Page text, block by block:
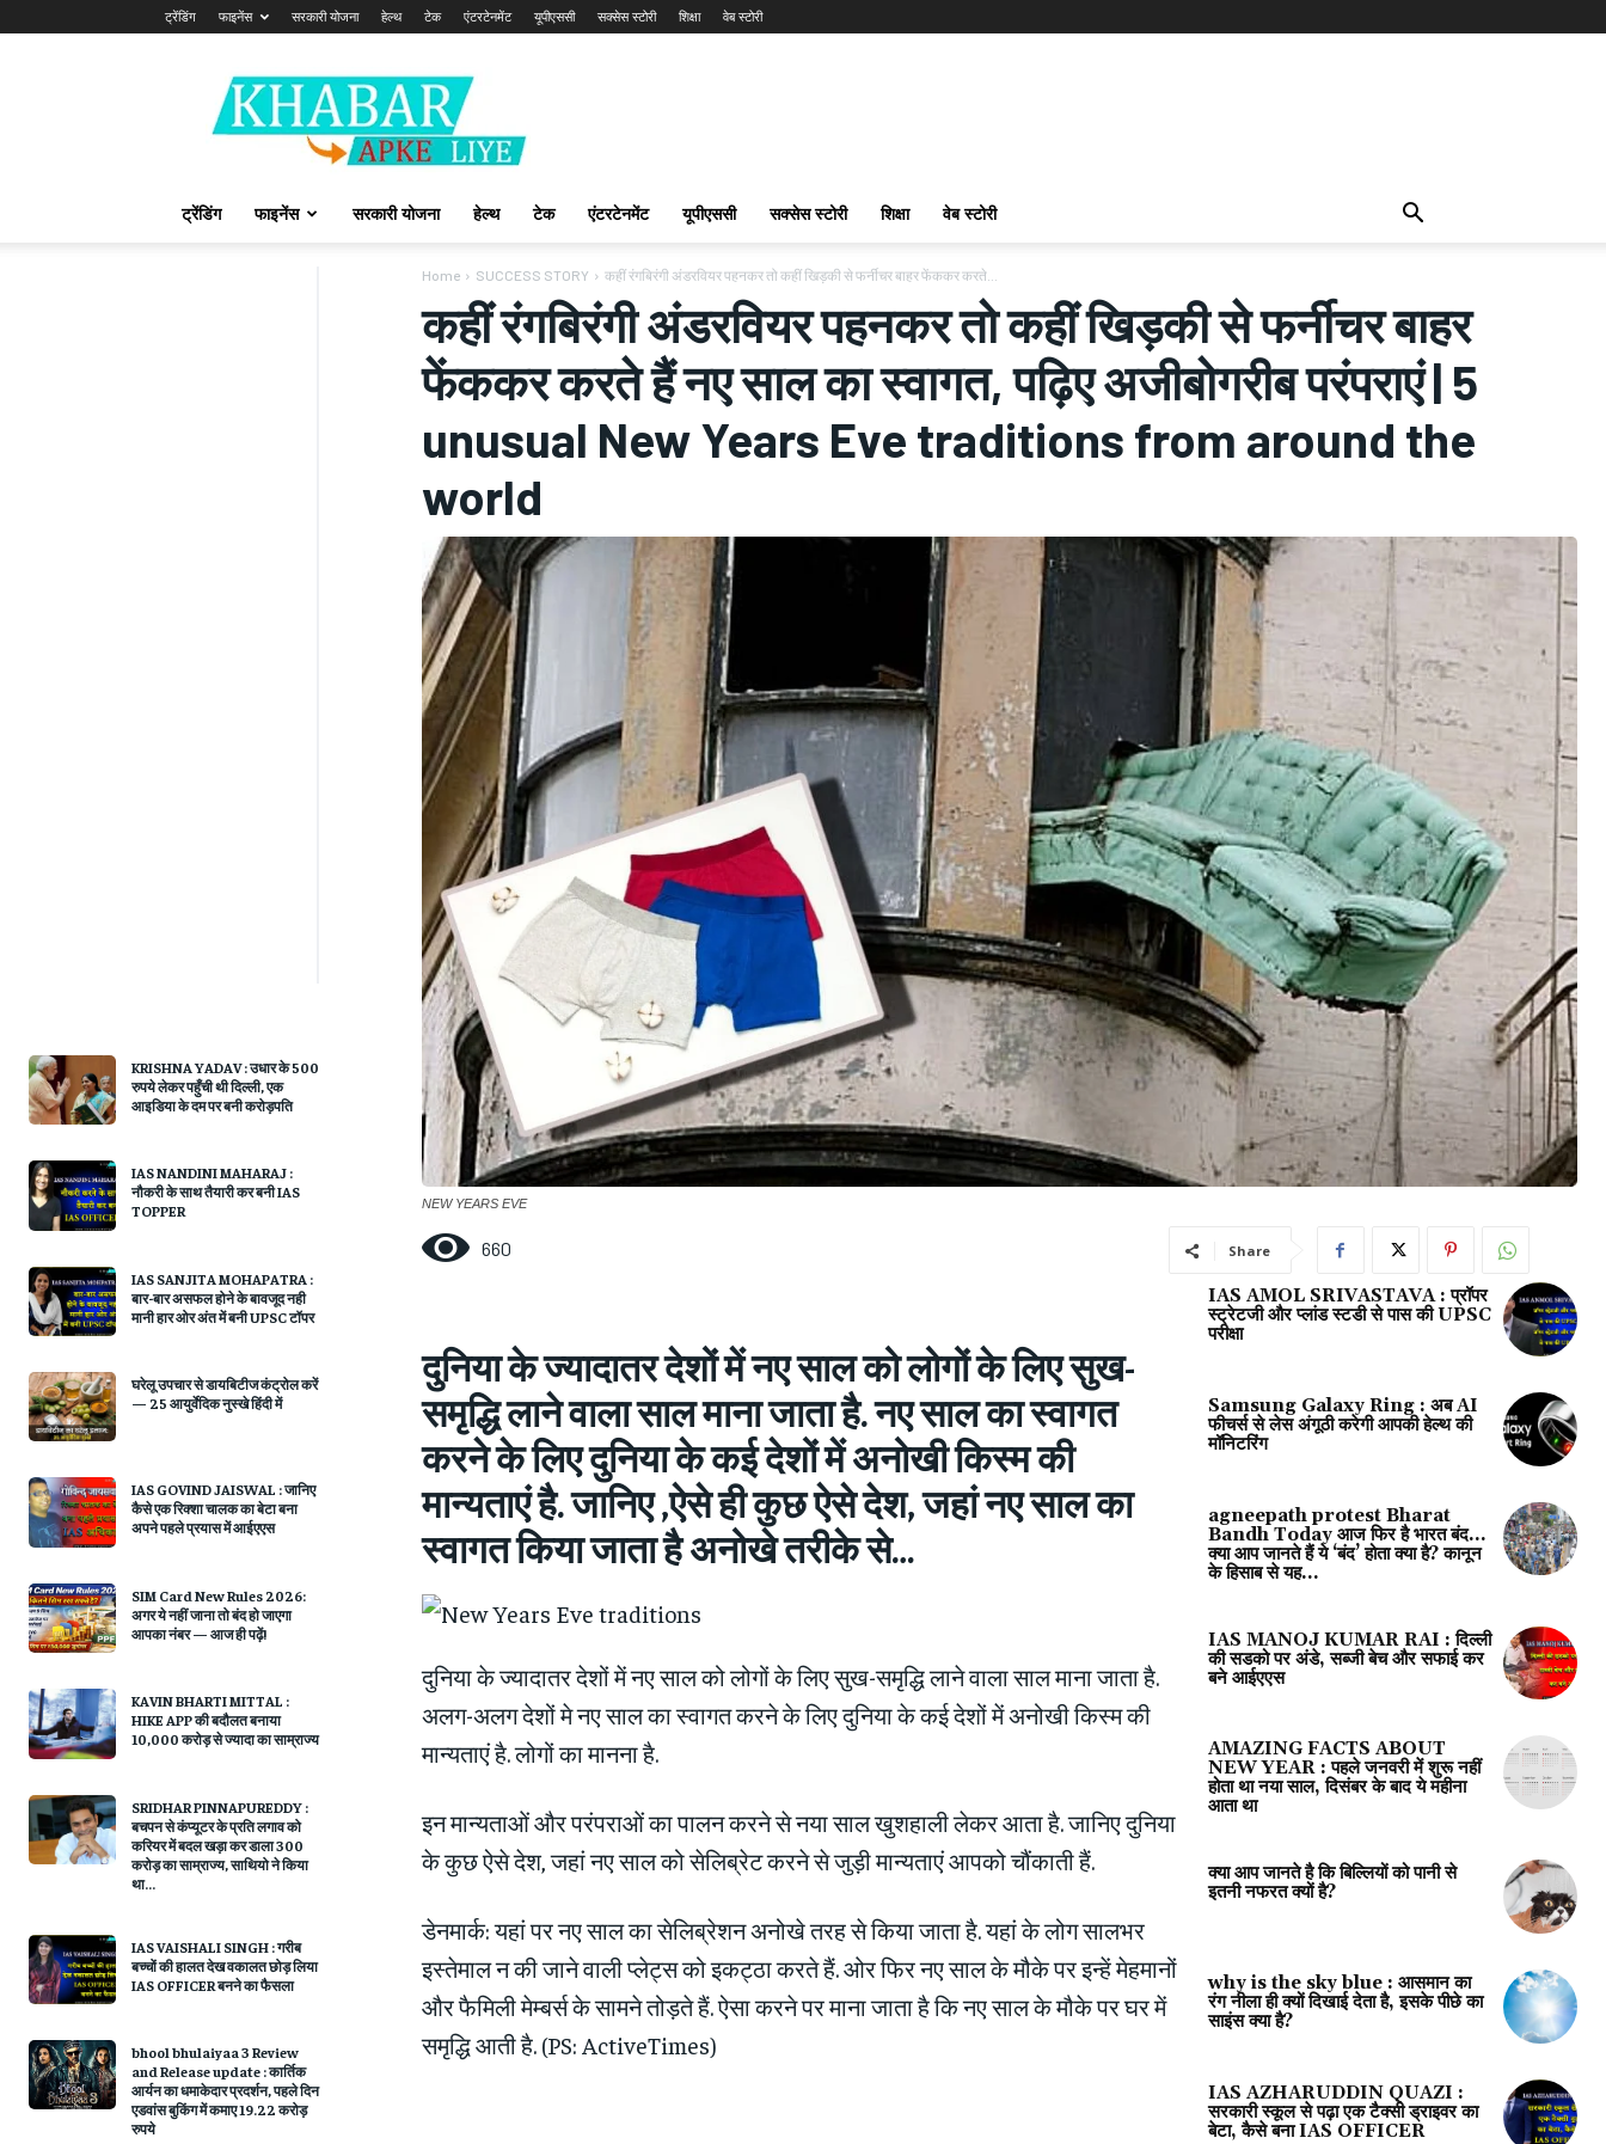
ट्रेंडिंग फाइनेंस सरकारी योजना हेल्थ टेक एंटरटेनमेंट यूपीएससी सक्सेस स्टोरी शिक्षा वेब स्टोरी
Khabarapkeliye.com
ट्रेंडिंग फाइनेंस सरकारी योजना हेल्थ टेक एंटरटेनमेंट यूपीएससी सक्सेस स्टोरी शिक्षा वेब स्टोरी
KRISHNA YADAV : उधार के 500
रुपये लेकर पहुँची थी दिल्ली, एक
आइडिया के दम पर बनी करोड़पति
IAS NANDINI MAHARAJ :
नौकरी के साथ तैयारी कर बनी IAS
TOPPER
IAS SANJITA MOHAPATRA :
बार-बार असफल होने के बावजूद नही
मानी हार ओर अंत में बनी UPSC टॉपर
घरेलू उपचार से डायबिटीज कंट्रोल करें
— 25 आयुर्वेदिक नुस्खे हिंदी में
IAS GOVIND JAISWAL : जानिए
कैसे एक रिक्शा चालक का बेटा बना
अपने पहले प्रयास में आईएएस
SIM Card New Rules 2026:
अगर ये नहीं जाना तो बंद हो जाएगा
आपका नंबर — आज ही पढ़ें!
KAVIN BHARTI MITTAL :
HIKE APP की बदौलत बनाया
10,000 करोड़ से ज्यादा का साम्राज्य
SRIDHAR PINNAPUREDDY :
बचपन से कंप्यूटर के प्रति लगाव को
करियर में बदल खड़ा कर डाला 300
करोड़ का साम्राज्य, साथियो ने किया
था...
IAS VAISHALI SINGH : गरीब
बच्चों की हालत देख वकालत छोड़ लिया
IAS OFFICER बनने का फैसला
bhool bhulaiyaa 3 Review
and Release update : कार्तिक
आर्यन का धमाकेदार प्रदर्शन, पहले दिन
एडवांस बुकिंग में कमाए 19.22 करोड़
रुपये
Home SUCCESS STORY कहीं रंगबिरंगी अंडरवियर पहनकर तो कहीं खिड़की से फर्नीचर बाहर फेंककर करते...
कहीं रंगबिरंगी अंडरवियर पहनकर तो कहीं खिड़की से फर्नीचर बाहर
फेंककर करते हैं नए साल का स्‍वागत, पढ़‍िए अजीबोगरीब परंपराएं | 5
unusual New Years Eve traditions from around the
world
NEW YEARS EVE
660 Share
दुनिया के ज्‍यादातर देशों में नए साल को लोगों के लिए सुख-
समृद्धि लाने वाला साल माना जाता है. नए साल का स्‍वागत
करने के लिए दुनिया के कई देशों में अनोखी किस्‍म की
मान्‍यताएं है. जानिए ,ऐसे ही कुछ ऐसे देश, जहां नए साल का
स्‍वागत किया जाता है अनोखे तरीके से…
दुनिया के ज्‍यादातर देशों में नए साल को लोगों के लिए सुख-समृद्धि लाने वाला साल माना जाता है.
अलग-अलग देशों मे नए साल का स्‍वागत करने के लिए दुनिया के कई देशों में अनोखी किस्‍म की
मान्‍यताएं है. लोगों का मानना है.
इन मान्‍यताओं और परंपराओं का पालन करने से नया साल खुशहाली लेकर आता है. जानिए दुनिया
के कुछ ऐसे देश, जहां नए साल को से‍लिब्रेट करने से जुड़ी मान्‍यताएं आपको चौंकाती हैं.
डेनमार्क: यहां पर नए साल का सेलिब्रेशन अनोखे तरह से किया जाता है. यहां के लोग सालभर
इस्‍तेमाल न की जाने वाली प्‍लेट्स को इकट्ठा करते हैं. ओर फिर नए साल के मौके पर इन्‍हें मेहमानों
और फैमिली मेम्‍बर्स के सामने तोड़ते हैं. ऐसा करने पर माना जाता है कि नए साल के मौके पर घर में
समृद्ध‍ि आती है. (PS: ActiveTimes)
IAS AMOL SRIVASTAVA : प्रॉपर
स्ट्रेटजी और प्लांड स्टडी से पास की UPSC
परीक्षा
Samsung Galaxy Ring : अब AI
फीचर्स से लेस अंगूठी करेगी आपकी हेल्थ की
मॉनिटरिंग
agneepath protest Bharat
Bandh Today आज फिर है भारत बंद…
क्या आप जानते हैं ये ‘बंद’ होता क्या है? कानून
के हिसाब से यह...
IAS MANOJ KUMAR RAI : दिल्ली
की सडको पर अंडे, सब्जी बेच और सफाई कर
बने आईएएस
AMAZING FACTS ABOUT
NEW YEAR : पहले जनवरी में शुरू नहीं
होता था नया साल, दिसंबर के बाद ये महीना
आता था
क्या आप जानते है कि बिल्लियों को पानी से
इतनी नफरत क्यों है?
why is the sky blue : आसमान का
रंग नीला ही क्यों दिखाई देता है, इसके पीछे का
साइंस क्या है?
IAS AZHARUDDIN QUAZI :
सरकारी स्कूल से पढ़ा एक टैक्सी ड्राइवर का
बेटा, कैसे बना IAS OFFICER